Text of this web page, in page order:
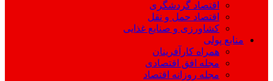
اقتصاد گردشگری
اقتصاد حمل و نقل
کشاورزی و صنایع غذایی
منابع پولی
همراه کارآفرینان
مجله افق اقتصادی
مجله روزانه اقتصاد